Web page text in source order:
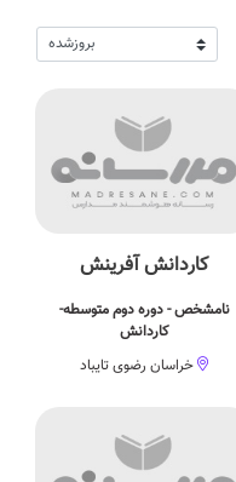
کاردانش آفرینش
نامشخص - دوره دوم متوسطه-
کاردانش
خراسان رضوی تایباد